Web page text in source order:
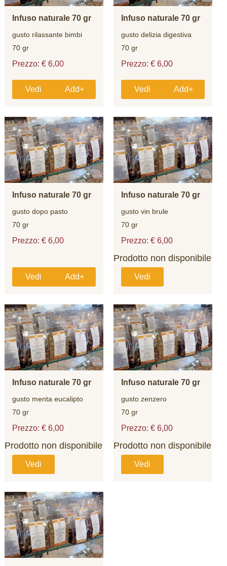
Infuso naturale 70 gr
gusto rilassante bimbi
70 gr
Prezzo: € 6,00
Vedi Add+
Infuso naturale 70 gr
gusto delizia digestiva
70 gr
Prezzo: € 6,00
Vedi Add+
Infuso naturale 70 gr
gusto dopo pasto
70 gr
Prezzo: € 6,00
Vedi Add+
Infuso naturale 70 gr
gusto vin brule
70 gr
Prezzo: € 6,00
Prodotto non disponibile
Vedi
Infuso naturale 70 gr
gusto menta eucalipto
70 gr
Prezzo: € 6,00
Prodotto non disponibile
Vedi
Infuso naturale 70 gr
gusto zenzero
70 gr
Prezzo: € 6,00
Prodotto non disponibile
Vedi